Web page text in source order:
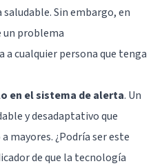
Sin embargo, en
un problema
cualquier persona que tenga
en el sistema de alerta. Un
y desadaptativo que
mayores. ¿Podría ser este
de que la tecnología